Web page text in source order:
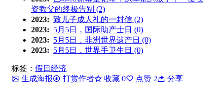
资教父的终极告别 (2)
2023: 致儿子成人礼的一封信 (2)
2023: 5月5日，国际助产士日 (0)
2023: 5月5日，非洲世界遗产日 (0)
2023: 5月5日，世界手卫生日 (0)
标签： 假日经济
生成海报
打赏作者 收藏 0 点赞 2 分享